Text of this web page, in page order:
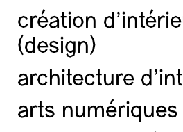
création
(design)
architecture
arts numériques